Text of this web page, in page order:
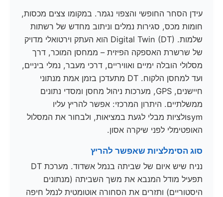
עידן הסחר החופשי והצפוי נגמר. במקומו צצים מכסות,
חומות מכס, סגירות נמלים וניתוב מחדש של רשתות
שלמות. Digital Twin (DT) הוא העתק וירטואלי מדויק
של שרשרת האספקה הפיזית – ממחסן המוכר, דרך
מסלולי הובלה ימיים ואוויריים, דרכי מעבר, נמלי ביניים,
ועד למחסן הלקוח. DT מתעדכן בזמן אמת מנתוני
חיישנים, GPS, מערכות ניהול מחסן ומסדי נתונים
ממשלתיים. היתרון המרכזי: אפשר להריץ עליו
symולציות מבלי לגעת במציאות, ולבחור את המסלול
האופטימלי לפני שיקרה אסון.
סוג הסימלציות שאפשר להריץ
נניח שיש איום של שביתה בנמל אשדוד. מערכת DT
תפעיל מודל המנבא את משך השביתה (מנתונים
היסטוריים) ותזרים את הסחורה אוטומטית לנמל חיפה